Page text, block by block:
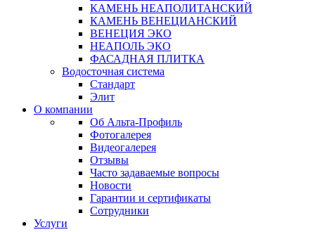
КАМЕНЬ НЕАПОЛИТАНСКИЙ
КАМЕНЬ ВЕНЕЦИАНСКИЙ
ВЕНЕЦИЯ ЭКО
НЕАПОЛЬ ЭКО
ФАСАДНАЯ ПЛИТКА
Водосточная система
Стандарт
Элит
О компании
Об Альта-Профиль
Фотогалерея
Видеогалерея
Отзывы
Часто задаваемые вопросы
Новости
Гарантии и сертификаты
Сотрудники
Услуги